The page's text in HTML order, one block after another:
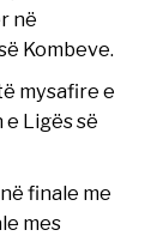
në
Kombeve.
mysafire e
Ligës së
finale me
mes